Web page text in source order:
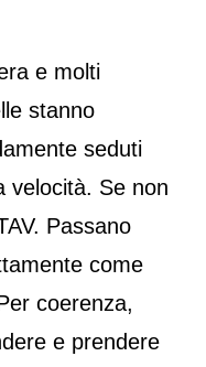
e molti
stanno
seduti
velocità. Se non
Passano
come
coerenza,
e prendere